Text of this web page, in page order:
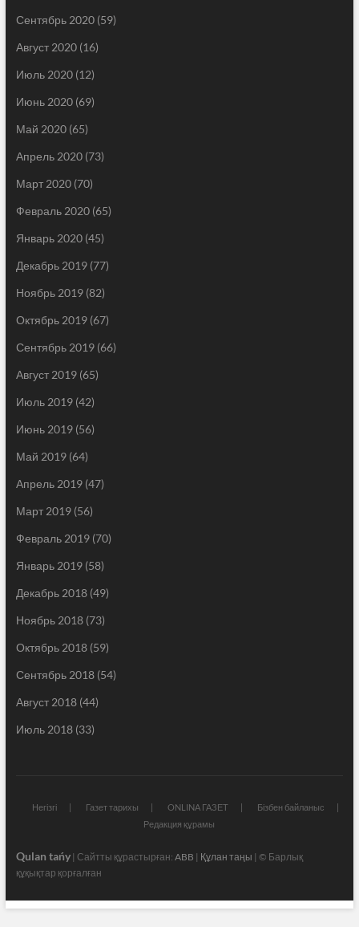
Сентябрь 2020(59)
Август 2020(16)
Июль 2020(12)
Июнь 2020(69)
Май 2020(65)
Апрель 2020(73)
Март 2020(70)
Февраль 2020(65)
Январь 2020(45)
Декабрь 2019(77)
Ноябрь 2019(82)
Октябрь 2019(67)
Сентябрь 2019(66)
Август 2019(65)
Июль 2019(42)
Июнь 2019(56)
Май 2019(64)
Апрель 2019(47)
Март 2019(56)
Февраль 2019(70)
Январь 2019(58)
Декабрь 2018(49)
Ноябрь 2018(73)
Октябрь 2018(59)
Сентябрь 2018(54)
Август 2018(44)
Июль 2018(33)
Негізгі Газет тарихы ONLINA ГАЗЕТ
Бізбен байланыс
Редакция құрамы
Qulan tańy| Сайтты құрастырған: ABB | Құлан таңы | © Барлық
құқықтар қорғалған